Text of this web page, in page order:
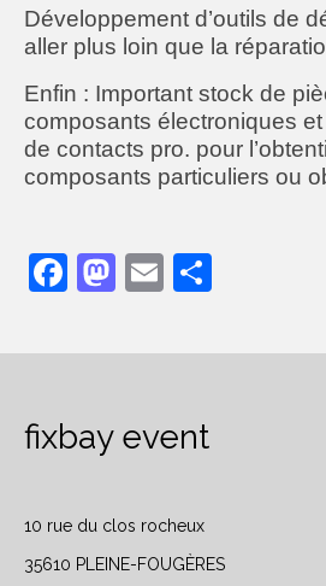
Développement d’outils de
aller plus loin que la
Enfin : Important stock de
composants électroniques
de contacts pro. pour
composants particuliers ou
Facebook
Mastodon
Email
fixbay event
10 rue du clos rocheux
35610 PLEINE-FOUGÈRES